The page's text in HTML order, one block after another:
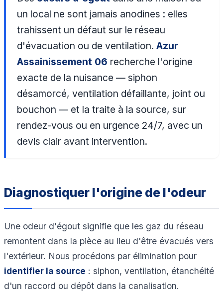
un local ne sont jamais anodines : elles
trahissent un défaut sur le réseau
d'évacuation ou de ventilation.Azur
Assainissement 06 recherche l'origine
exacte de la nuisance — siphon
désamorcé, ventilation défaillante, joint ou
bouchon — et la traite à la source, sur
rendez-vous ou en urgence 24/7, avec un
devis clair avant intervention.
Diagnostiquer l'origine de l'odeur
Une odeur d'égout signifie que les gaz du réseau
remontent dans la pièce au lieu d'être évacués vers
l'extérieur. Nous procédons par élimination pour
identifier la source : siphon, ventilation, étanchéité
d'un raccord ou dépôt dans la canalisation.